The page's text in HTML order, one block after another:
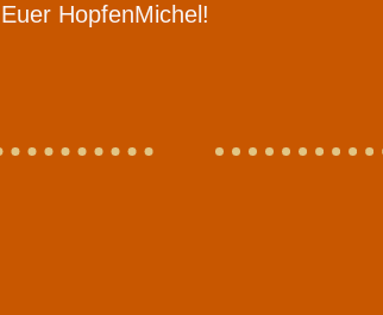
Euer HopfenMichel!